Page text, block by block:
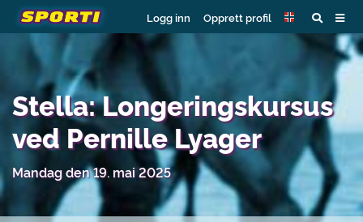
Logg inn Opprett profil
Stella: Longeringskursus
ved Pernille Lyager
Mandag den 19. mai 2025